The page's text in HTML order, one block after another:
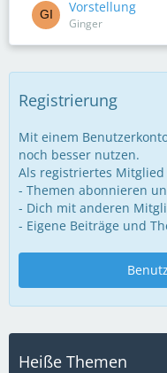
Vorstellung
Ginger
Registrierung
Mit einem
noch besser nutzen.
Als registriertes
- Themen abonnieren
- Dich mit anderen
- Eigene Beiträge und
Heiße Themen